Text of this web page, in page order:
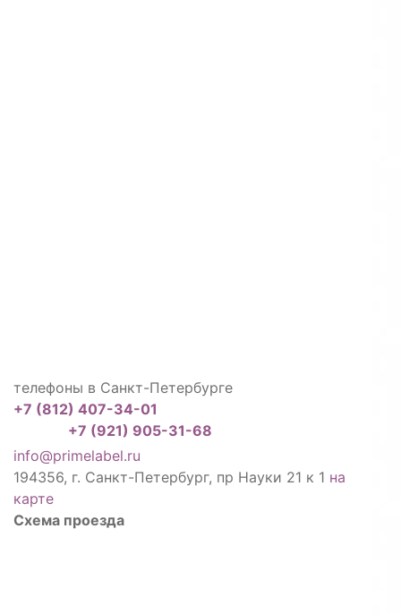
телефоны в Санкт-Петербурге
+7 (812) 407-34-01
+7 (921) 905-31-68
info@primelabel.ru
194356, г. Санкт-Петербург, пр Науки 21 к 1 на
карте
Схема проезда